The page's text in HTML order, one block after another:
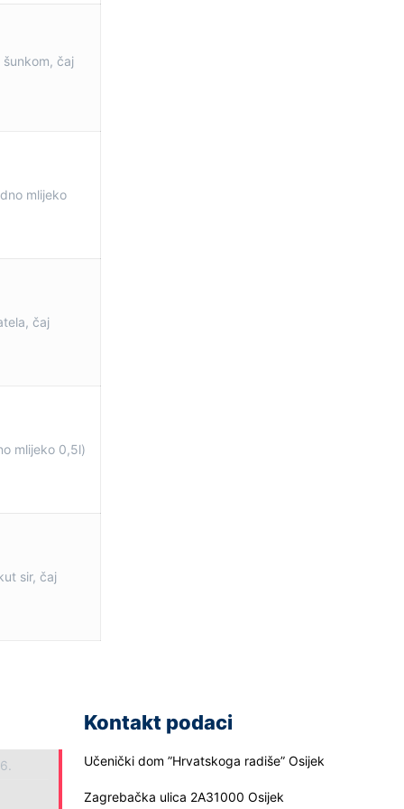
čaj
mlijeko
čaj
mlijeko 0,5l)
sir, čaj
Kontakt podaci
Učenički dom ”Hrvatskoga radiše” Osijek
Zagrebačka ulica 2A31000 Osijek